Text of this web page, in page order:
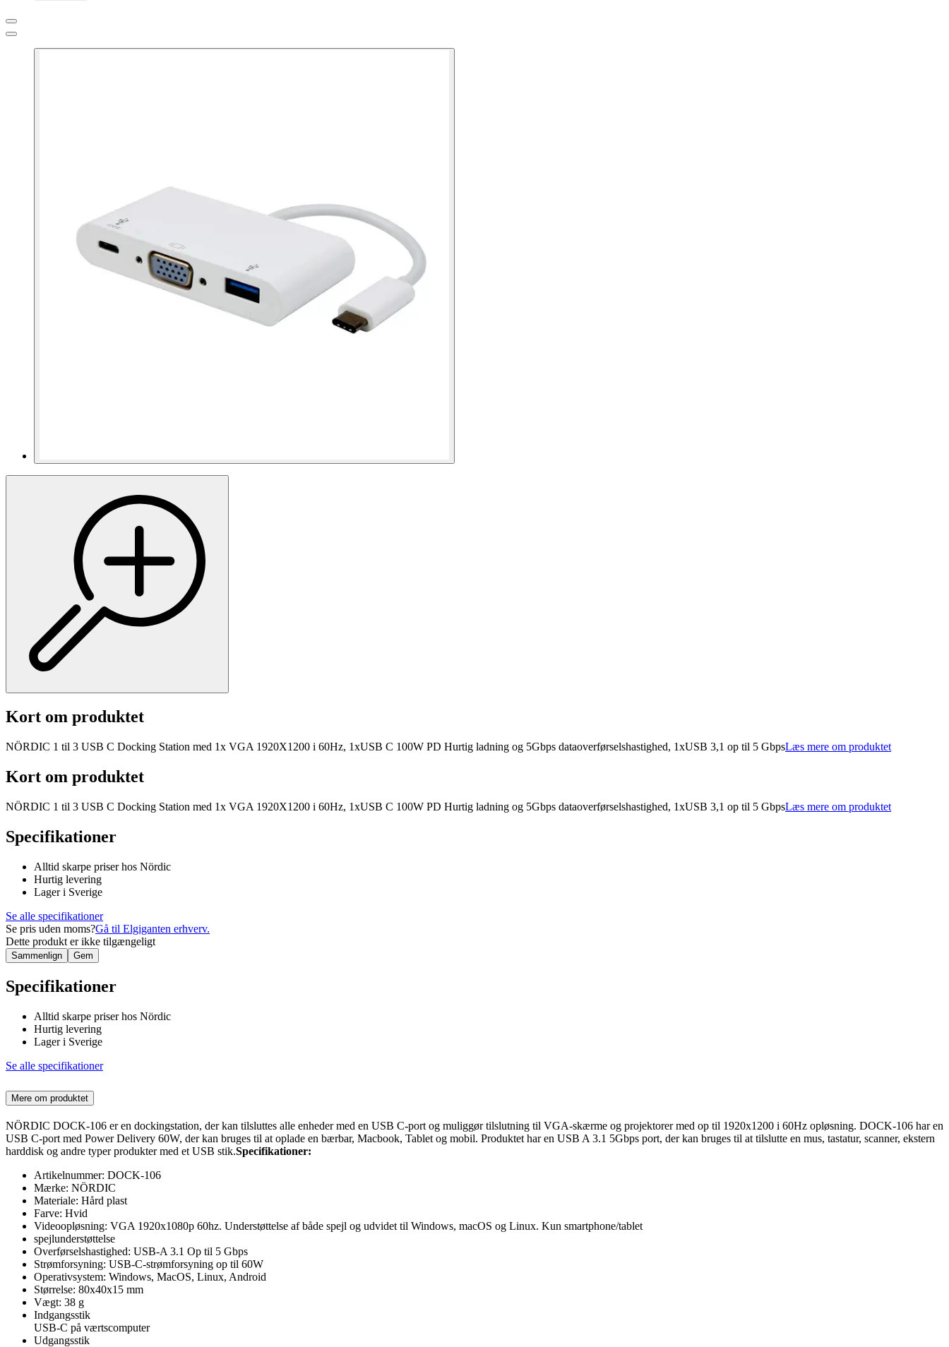
Kort om produktet
NÖRDIC 1 til 3 USB C Docking Station med 1x VGA 1920X1200 i 60Hz, 1xUSB C 100W PD Hurtig ladning og 5Gbps dataoverførselshastighed, 1xUSB 3,1 op til 5 GbpsLæs mere om produktet
Kort om produktet
NÖRDIC 1 til 3 USB C Docking Station med 1x VGA 1920X1200 i 60Hz, 1xUSB C 100W PD Hurtig ladning og 5Gbps dataoverførselshastighed, 1xUSB 3,1 op til 5 GbpsLæs mere om produktet
Specifikationer
Alltid skarpe priser hos Nördic
Hurtig levering
Lager i Sverige
Se alle specifikationer
Se pris uden moms?Gå til Elgiganten erhverv.
Dette produkt er ikke tilgængeligt
Sammenlign Gem
Specifikationer
Alltid skarpe priser hos Nördic
Hurtig levering
Lager i Sverige
Se alle specifikationer
Mere om produktet
NÖRDIC DOCK-106 er en dockingstation, der kan tilsluttes alle enheder med en USB C-port og muliggør tilslutning til VGA-skærme og projektorer med op til 1920x1200 i 60Hz opløsning. DOCK-106 har en
USB C-port med Power Delivery 60W, der kan bruges til at oplade en bærbar, Macbook, Tablet og mobil. Produktet har en USB A 3.1 5Gbps port, der kan bruges til at tilslutte en mus, tastatur, scanner, ekstern
harddisk og andre typer produkter med et USB stik.Specifikationer:
Artikelnummer: DOCK-106
Mærke: NÖRDIC
Materiale: Hård plast
Farve: Hvid
Videoopløsning: VGA 1920x1080p 60hz. Understøttelse af både spejl og udvidet til Windows, macOS og Linux. Kun smartphone/tablet
spejlunderstøttelse
Overførselshastighed: USB-A 3.1 Op til 5 Gbps
Strømforsyning: USB-C-strømforsyning op til 60W
Operativsystem: Windows, MacOS, Linux, Android
Størrelse: 80x40x15 mm
Vægt: 38 g
Indgangsstik
USB-C på værtscomputer
Udgangsstik